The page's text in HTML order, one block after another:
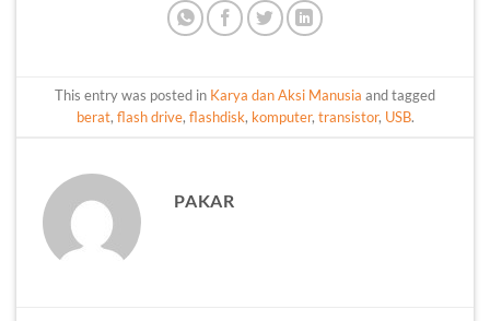
This entry was posted in Karya dan Aksi Manusia and tagged
berat, flash drive, flashdisk, komputer, transistor, USB.
PAKAR